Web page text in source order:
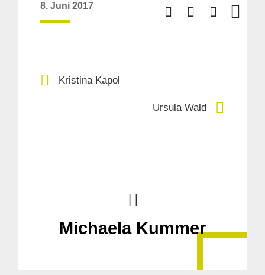
8. Juni 2017
Kristina Kapol
Ursula Wald
Michaela Kummer